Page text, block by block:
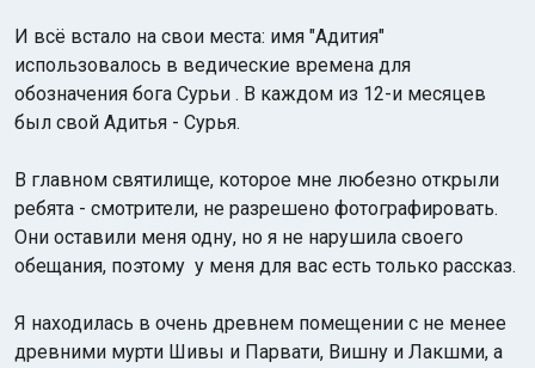
И всё встало на свои места: имя "Адития"
использовалось в ведические времена для
обозначения бога Сурьи . В каждом из 12-и месяцев
был свой Адитья - Сурья.
В главном святилище, которое мне любезно открыли
ребята - смотрители, не разрешено фотографировать.
Они оставили меня одну, но я не нарушила своего
обещания, поэтому у меня для вас есть только рассказ.
Я находилась в очень древнем помещении с не менее
древними мурти Шивы и Парвати, Вишну и Лакшми, а